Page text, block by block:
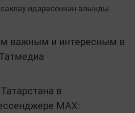
идарәсеннән алынды
важным и интересным в
в
MАХ: